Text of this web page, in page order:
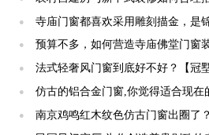
阳光】
●
寺庙门窗都喜欢采用雕刻描金，是
吗？【冠墅阳光】
●
预算不多，如何营造寺庙佛堂门窗
阳光】
● 法式轻奢风门窗到底好不好？【冠
●
仿古的铝合金门窗,你觉得适合现在
【冠墅阳光】
●
南京鸡鸣红木纹色仿古门窗出圈了